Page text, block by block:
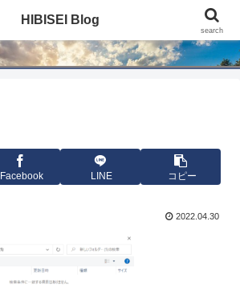
HIBISEI Blog
Facebook LINE コピー
2022.04.30
HIBISEI Blog
search